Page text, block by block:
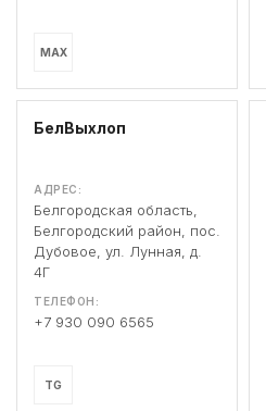
MAX
БелВыхлоп
АДРЕС:
Белгородская область,
Белгородский район, пос.
Дубовое, ул. Лунная, д.
4Г
ТЕЛЕФОН:
+7 930 090 6565
TG